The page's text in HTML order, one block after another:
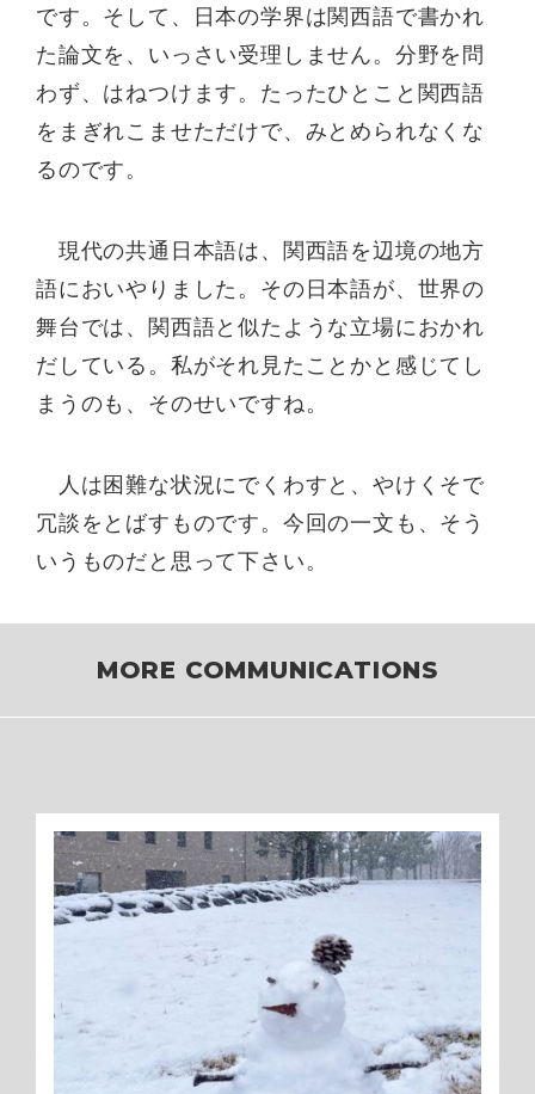
です。そして、日本の学界は関西語で書かれ
た論文を、いっさい受理しません。分野を問
わず、はねつけます。たったひとこと関西語
をまぎれこませただけで、みとめられなくな
るのです。
現代の共通日本語は、関西語を辺境の地方
語においやりました。その日本語が、世界の
舞台では、関西語と似たような立場におかれ
だしている。私がそれ見たことかと感じてし
まうのも、そのせいですね。
人は困難な状況にでくわすと、やけくそで
冗談をとばすものです。今回の一文も、そう
いうものだと思って下さい。
MORE COMMUNICATIONS